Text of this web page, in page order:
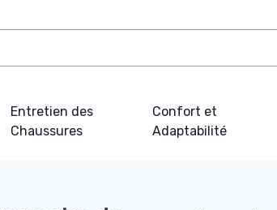
Entretien des
Chaussures
Confort et
Adaptabilité